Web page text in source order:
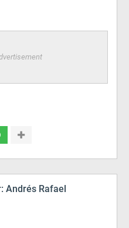
Andrés Rafael